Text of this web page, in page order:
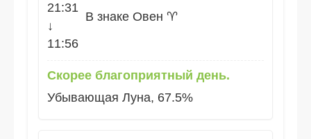
21:31
↓
11:56
В знаке Овен ♈
Скорее благоприятный день.
Убывающая Луна, 67.5%